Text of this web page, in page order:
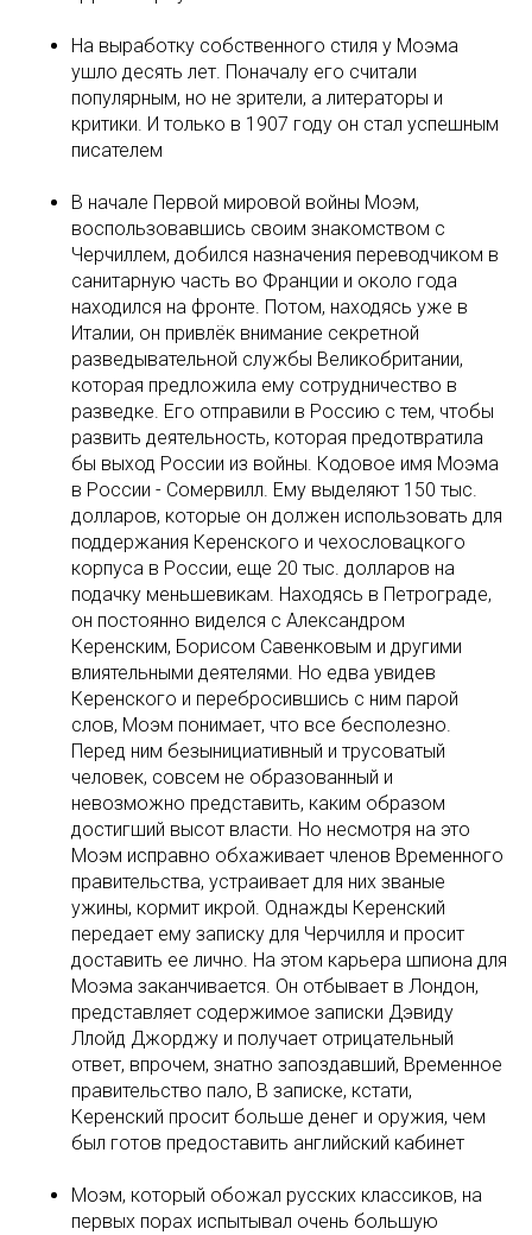
На выработку собственного стиля у Моэма
ушло десять лет. Поначалу его считали
популярным, но не зрители, а литераторы и
критики. И только в 1907 году он стал успешным
писателем
В начале Первой мировой войны Моэм,
воспользовавшись своим знакомством с
Черчиллем, добился назначения переводчиком в
санитарную часть во Франции и около года
находился на фронте. Потом, находясь уже в
Италии, он привлёк внимание секретной
разведывательной службы Великобритании,
которая предложила ему сотрудничество в
разведке. Его отправили в Россию с тем, чтобы
развить деятельность, которая предотвратила
бы выход России из войны. Кодовое имя Моэма
в России - Сомервилл. Ему выделяют 150 тыс.
долларов, которые он должен использовать для
поддержания Керенского и чехословацкого
корпуса в России, еще 20 тыс. долларов на
подачку меньшевикам. Находясь в Петрограде,
он постоянно виделся с Александром
Керенским, Борисом Савенковым и другими
влиятельными деятелями. Но едва увидев
Керенского и перебросившись с ним парой
слов, Моэм понимает, что все бесполезно.
Перед ним безынициативный и трусоватый
человек, совсем не образованный и
невозможно представить, каким образом
достигший высот власти. Но несмотря на это
Моэм исправно обхаживает членов Временного
правительства, устраивает для них званые
ужины, кормит икрой. Однажды Керенский
передает ему записку для Черчилля и просит
доставить ее лично. На этом карьера шпиона для
Моэма заканчивается. Он отбывает в Лондон,
представляет содержимое записки Дэвиду
Ллойд Джорджу и получает отрицательный
ответ, впрочем, знатно запоздавший, Временное
правительство пало, В записке, кстати,
Керенский просит больше денег и оружия, чем
был готов предоставить английский кабинет
Моэм, который обожал русских классиков, на
первых порах испытывал очень большую